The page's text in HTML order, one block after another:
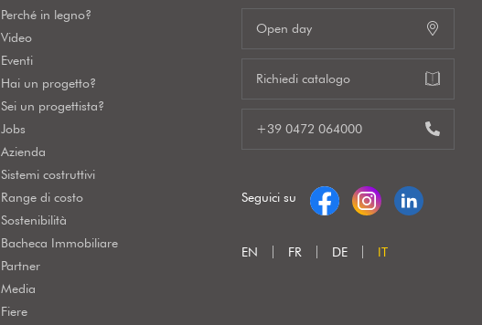
Perché in legno?
Video
Eventi
Hai un progetto?
Sei un progettista?
Jobs
Azienda
Sistemi costruttivi
Range di costo
Sostenibilità
Bacheca Immobiliare
Partner
Media
Fiere
Open day
Richiedi catalogo
+39 0472 064000
Seguici su
EN FR DE IT